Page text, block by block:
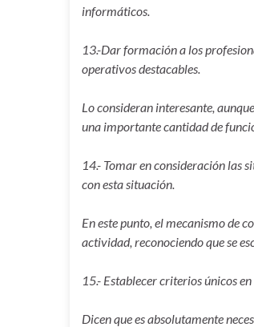
informáticos.
13.-Dar formación a los
operativos destacables.
Lo consideran interesante,
una importante cantidad de
14.- Tomar en consideración las
con esta situación.
En este punto, el mecanismo de
actividad, reconociendo que se
15.- Establecer criterios únicos
Dicen que es absolutamente